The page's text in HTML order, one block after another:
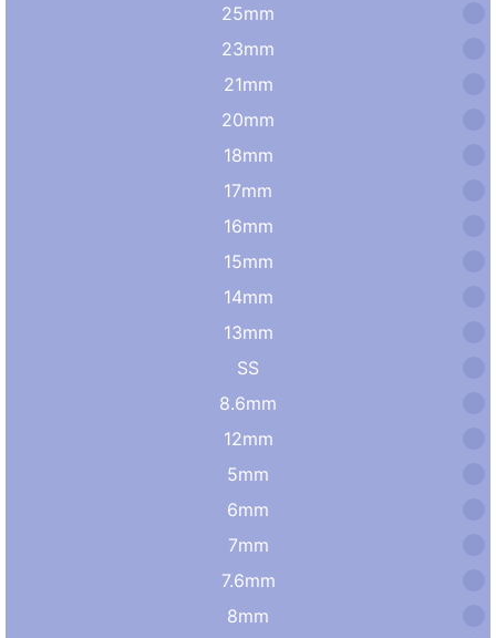
25mm
23mm
21mm
20mm
18mm
17mm
16mm
15mm
14mm
13mm
SS
8.6mm
12mm
5mm
6mm
7mm
7.6mm
8mm